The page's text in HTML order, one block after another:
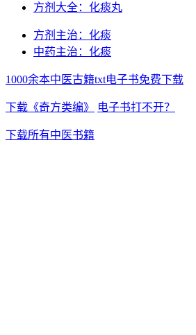
方剂大全：化痰丸
方剂主治：化痰
中药主治：化痰
1000余本中医古籍txt电子书免费下载
下载《奇方类编》 电子书打不开？
下载所有中医书籍